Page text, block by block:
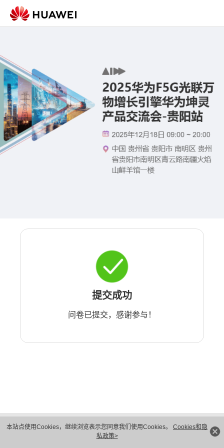
本站点使用Cookies，继续浏览表示您同意我们使用Cookies。 Cookies和隐
私政策>
提交成功
问卷已提交，感谢参与！
版权所有 © 华为技术有限公司 1998-2026。 保留一切权利。粤A2-20044005号
隐私保护